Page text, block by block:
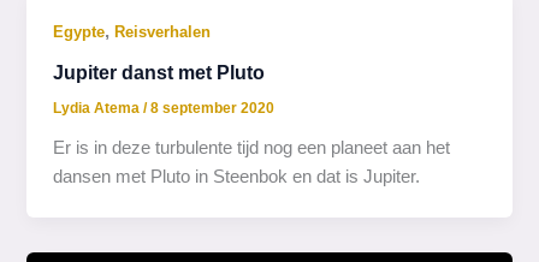
Egypte,Reisverhalen
Jupiter danst met Pluto
Lydia Atema/8 september 2020
Er is in deze turbulente tijd nog een planeet aan het
dansen met Pluto in Steenbok en dat is Jupiter.